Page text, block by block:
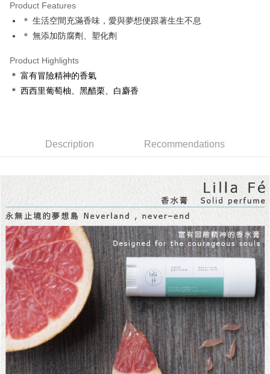
Apple Pay
JKOPAY
Easy Wallet
Google Pay
全家取貨付款
NT$65/order | Free shipping on orders of NT$1,500 or more
7-11取貨付款
NT$65/order | Free shipping on orders of NT$1,500 or more
郵寄
NT$65/order | Free shipping on orders of NT$1,500 or more
國家/地區配送 Shipping Rates
Product Features
＊ 生活空間充滿香味，愛與夢想便跟著生生不息
＊ 無添加防腐劑、塑化劑
Product Highlights
＊ 富有冒險精神的香氣
＊ 西西里葡萄柚、黑醋栗、白麝香
Description Recommendations